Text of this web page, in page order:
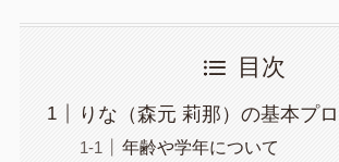
目次
りな（森元 莉那）の基本プ
年齢や学年について